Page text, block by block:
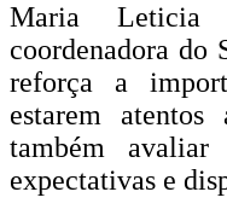
Maria Leticia
coordenadora do
reforça a
estarem
também
expectativas e